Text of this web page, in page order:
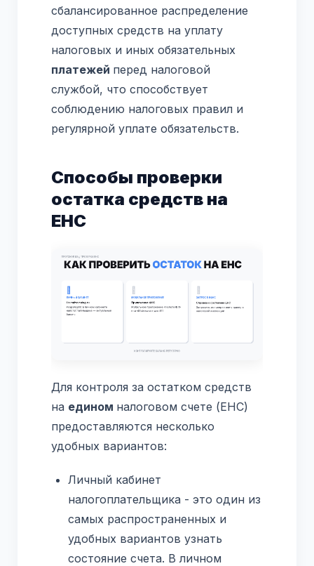
сбалансированное распределение
доступных средств на уплату
налоговых и иных обязательных
платежей перед налоговой
службой, что способствует
соблюдению налоговых правил и
регулярной уплате обязательств.
Способы проверки
остатка средств на
ЕНС
Для контроля за остатком средств
на едином налоговом счете (ЕНС)
предоставляются несколько
удобных вариантов:
Личный кабинет
налогоплательщика - это один из
самых распространенных и
удобных вариантов узнать
состояние счета. В личном